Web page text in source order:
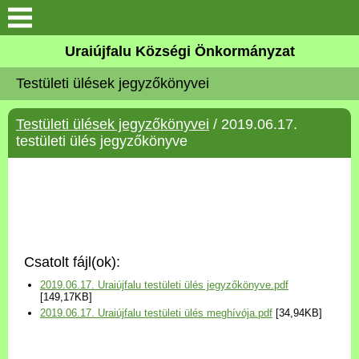
Köszöntő
Elérhetőségek
Uraiújfalu
Választási információk
Versenyképes Járások
Uraiújfalu Községi Önkormányzat
Testületi ülések jegyzőkönyvei
Testületi ülések jegyzőkönyvei / 2019.06.17.
testületi ülés jegyzőkönyve
Csatolt fájl(ok):
2019.06.17. Uraiújfalu testületi ülés jegyzőkönyve.pdf
[149,17KB]
2019.06.17. Uraiújfalu testületi ülés meghívója.pdf [34,94KB]